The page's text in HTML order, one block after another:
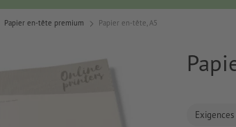
Papier en-tête premium Papier en-tête, A5